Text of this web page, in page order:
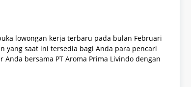
lowongan kerja terbaru pada bulan Februari
yang saat ini tersedia bagi Anda para pencari
bersama PT Aroma Prima Livindo dengan